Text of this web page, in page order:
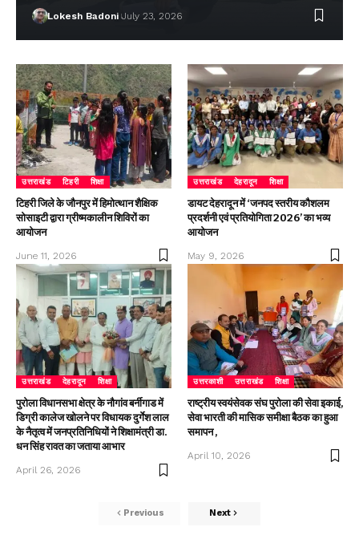
Lokesh Badoni July 23, 2026
उत्तराखंड टिहरी शिक्षा
टिहरी जिले के जौनपुर में हिमोत्थान शैक्षिक
सोसाइटी द्वारा ग्रीष्मकालीन शिविरों का
आयोजन
June 11, 2026
उत्तराखंड देहरादून शिक्षा
डायट देहरादून में ‘जनपद स्तरीय कौशलम
प्रदर्शनी एवं प्रतियोगिता 2026’ का भव्य
आयोजन
May 9, 2026
उत्तराखंड देहरादून शिक्षा
पुरोला विधानसभा क्षेत्र के नौगांव बर्नीगाड में
डिग्री कालेज खोलने पर विधायक दुर्गेश लाल
के नैतृत्व में जनप्रतिनिधियों ने शिक्षामंत्री डा.
धन सिंह रावत का जताया आभार
April 26, 2026
उत्तरकाशी उत्तराखंड शिक्षा
राष्ट्रीय स्वयंसेवक संघ पुरोला की सेवा इकाई,
सेवा भारती की मासिक समीक्षा बैठक का हुआ
समापन ,
April 10, 2026
Previous Next